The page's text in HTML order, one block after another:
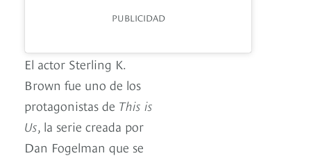
PUBLICIDAD
El actor Sterling K.
Brown fue uno de los
protagonistas de This is
Us, la serie creada por
Dan Fogelman que se